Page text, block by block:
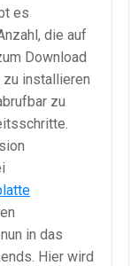
es
die auf
Download
zu installieren
zu
in das
Hier wird